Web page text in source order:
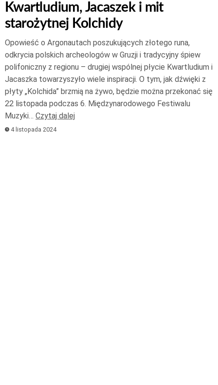
Kwartludium, Jacaszek i mit
starożytnej Kolchidy
Opowieść o Argonautach poszukujących złotego runa,
odkrycia polskich archeologów w Gruzji i tradycyjny śpiew
polifoniczny z regionu – drugiej wspólnej płycie Kwartludium i
Jacaszka towarzyszyło wiele inspiracji. O tym, jak dźwięki z
płyty „Kolchida” brzmią na żywo, będzie można przekonać się
22 listopada podczas 6. Międzynarodowego Festiwalu
Muzyki… Czytaj dalej
4 listopada 2024